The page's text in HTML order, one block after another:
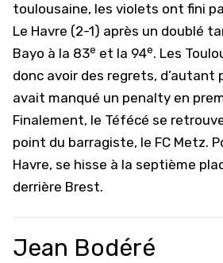
toulousaine, les violets ont fini
Le Havre (2-1) après un doublé
Bayo à la 83e et la 94e. Les
donc avoir des regrets, d’autant
avait manqué un penalty en
Finalement, le Téfécé se
point du barragiste, le FC Metz.
Havre, se hisse à la septième
derrière Brest.
Jean Bodéré